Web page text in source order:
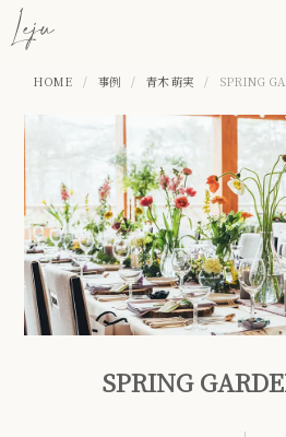
HOME / 事例 / 青木 萌実 / SPRING
SPRING